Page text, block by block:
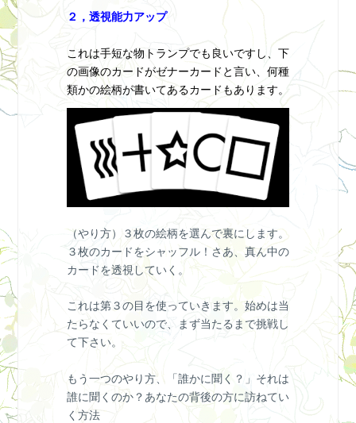
２，透視能力アップ
これは手短な物トランプでも良いですし、下
の画像のカードがゼナーカードと言い、何種
類かの絵柄が書いてあるカードもあります。
（やり方）３枚の絵柄を選んで裏にします。
３枚のカードをシャッフル！さあ、真ん中の
カードを透視していく。
これは第３の目を使っていきます。始めは当
たらなくていいので、まず当たるまで挑戦し
て下さい。
もう一つのやり方、「誰かに聞く？」それは
誰に聞くのか？あなたの背後の方に訪ねてい
く方法